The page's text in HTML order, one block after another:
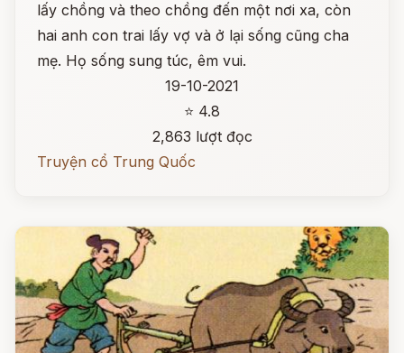
lấy chồng và theo chồng đến một nơi xa, còn
hai anh con trai lấy vợ và ở lại sống cũng cha
mẹ. Họ sống sung túc, êm vui.
19-10-2021
⭐ 4.8
2,863 lượt đọc
Truyện cổ Trung Quốc